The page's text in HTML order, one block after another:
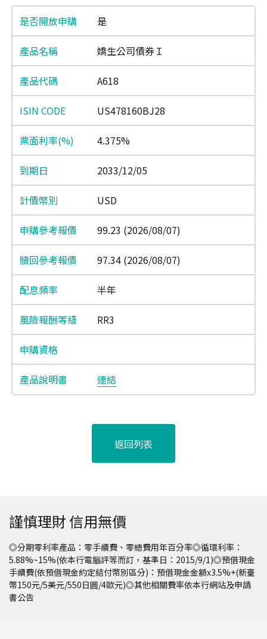
是
嬌生公司債券Ｉ
A618
US478160BJ28
4.375%
2033/12/05
USD
99.23 (2026/08/07)
97.34 (2026/08/07)
半年
RR3
連結
返回列表
謹慎理財 信用無價
◎分期零利率產品：零手續費、零總費用年百分率◎循環利率：
5.88%~15%(依本行電腦評等而訂，基準日：2015/9/1)◎預借現金
手續費(依預借現金約定結付幣別區分)：預借現金金額x3.5%+(新臺
幣150元/5美元/550日圓/4歐元)◎其他相關費率依本行網站及申請
書公告